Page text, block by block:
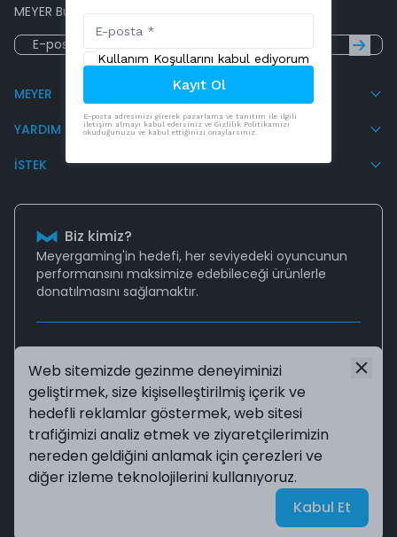
Web sitemizde gezinme deneyiminizi
geliştirmek, size kişiselleştirilmiş içerik ve
hedefli reklamlar göstermek, web sitesi
trafiğimizi analiz etmek ve ziyaretçilerimizin
nereden geldiğini anlamak için çerezleri ve
diğer izleme teknolojilerini kullanıyoruz.
Kabul Et
MEYER Bülten
MEYER
YARDIM
İSTEK
Biz kimiz?
Meyergaming'in hedefi, her seviyedeki oyuncunun
performansını maksimize edebileceği ürünlerle
donatılmasını sağlamaktır.
Aklınıza takılan tüm sorularınız için
destek@meyergaming.commail adresinden bize
ulaşabilir ya daSıkça Sorulan Sorularsayfasına
göz atabilirsiniz!
©2024 Tüm Hakları Saklıdır. Meyergaming| Reliefers
Kullanım Koşullarını kabul ediyorum
Kayıt Ol
E-posta adresinizi girerek pazarlama ve tanıtım ile ilgili
iletişim almayı kabul edersiniz ve Gizlilik Politikamızı
okuduğunuzu ve kabul ettiğinizi onaylarsınız.